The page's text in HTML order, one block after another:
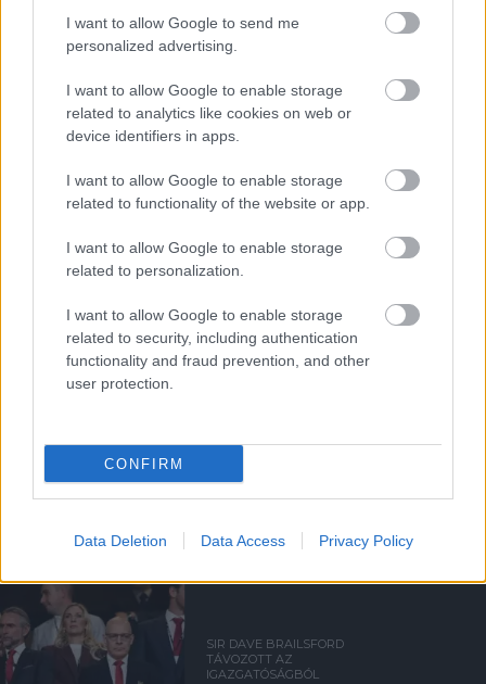
I want to allow Google to send me
personalized advertising.
I want to allow Google to enable storage
related to analytics like cookies on web or
device identifiers in apps.
I want to allow Google to enable storage
related to functionality of the website or app.
I want to allow Google to enable storage
related to personalization.
I want to allow Google to enable storage
related to security, including authentication
functionality and fraud prevention, and other
user protection.
CONFIRM
Data Deletion Data Access Privacy Policy
Támogatás
Támogasd adományoddal
a ManUtdFanatics.hu működését!
Kapcsolódó hírek
MANCHESTER UNITED
CARRICKET FOGJA AJÁNLANI
NEK
SIR DAVE BRAILSFORD
TÁVOZOTT AZ
IGAZGATÓSÁGBÓL